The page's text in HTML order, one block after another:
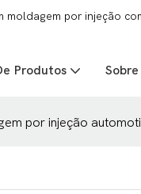
por injeção
Produtos
por injeção